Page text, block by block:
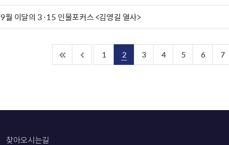
9월 이달의 3·15 인물포커스 <김영길 열사>
1 2 3 4 5 6 7
찾아오시는길